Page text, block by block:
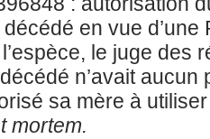
en vue d’une
le juge des
n’avait
sa mère à
mortem.